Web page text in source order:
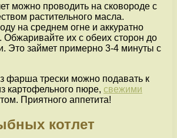
можно проводить на сковороде с
растительного масла.
на среднем огне и аккуратно
Обжаривайте их с обеих сторон до
Это займет примерно 3-4 минуты с
фарша трески можно подавать к
картофельного пюре, свежими
Приятного аппетита!
котлет